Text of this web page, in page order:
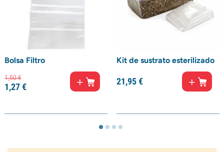
Bolsa Filtro
1,50€
1,27€
Kit de sustrato esterilizado
21,95€